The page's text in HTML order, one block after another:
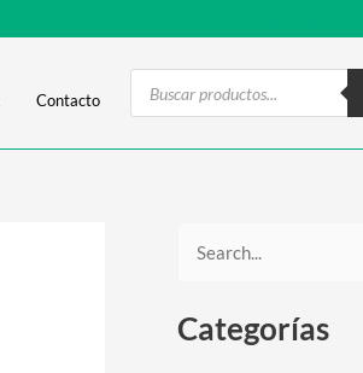
Contacto
Products
search
s
Categorías